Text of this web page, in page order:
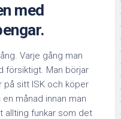
med
Varje gång man
försiktigt. Man börjar
på sitt ISK och köper
månad innan man
allting funkar som det